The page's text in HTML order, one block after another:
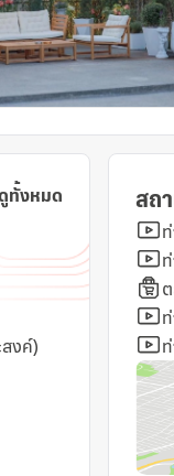
ทั้งหมด
งค์)
อาหารเช้า
อาหารเช้า
กาแฟ / ชา
ร้านกาแฟ
แผนกต้อน
บริการผู้ช่
เดินป่า / เดิน
เครื่องปรั
ที่พักปลอด
สถ